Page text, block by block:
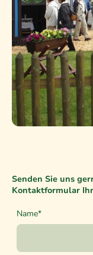
Name*
Senden Sie uns
Kontaktformular